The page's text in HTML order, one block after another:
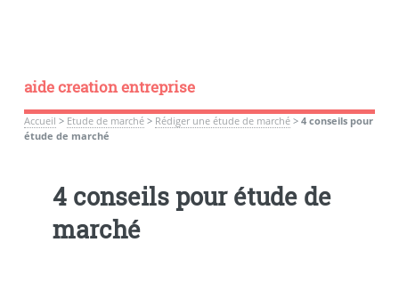
aide creation entreprise
Accueil > Etude de marché> Rédiger une étude de marché> 4 conseils pour
étude de marché
4 conseils pour étude de
marché